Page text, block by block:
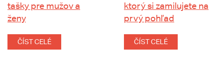
tašky pre mužov a
ženy
ČÍST CELÉ
ktorý si zamilujete na
prvý pohľad
ČÍST CELÉ